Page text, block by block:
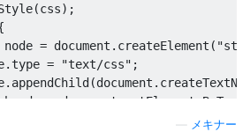
node =
= "text/css";
heads =
メキナー